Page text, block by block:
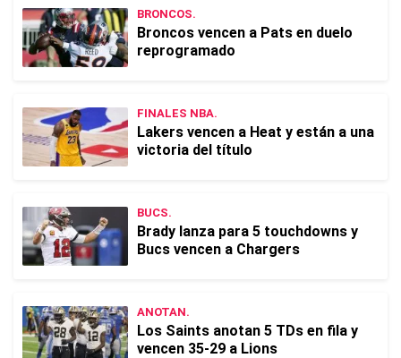
BRONCOS.
Broncos vencen a Pats en duelo
reprogramado
FINALES NBA.
Lakers vencen a Heat y están a una
victoria del título
BUCS.
Brady lanza para 5 touchdowns y
Bucs vencen a Chargers
ANOTAN.
Los Saints anotan 5 TDs en fila y
vencen 35-29 a Lions